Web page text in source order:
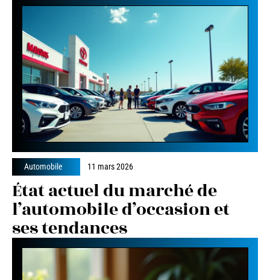
Automobile 11 mars 2026
État actuel du marché de
l’automobile d’occasion et
ses tendances